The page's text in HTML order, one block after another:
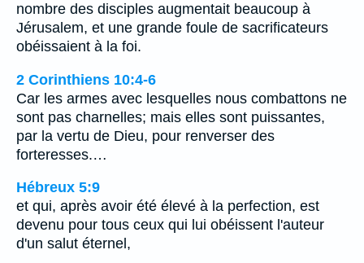
nombre des disciples augmentait beaucoup à
Jérusalem, et une grande foule de sacrificateurs
obéissaient à la foi.
2 Corinthiens 10:4-6
Car les armes avec lesquelles nous combattons ne
sont pas charnelles; mais elles sont puissantes,
par la vertu de Dieu, pour renverser des
forteresses.…
Hébreux 5:9
et qui, après avoir été élevé à la perfection, est
devenu pour tous ceux qui lui obéissent l'auteur
d'un salut éternel,